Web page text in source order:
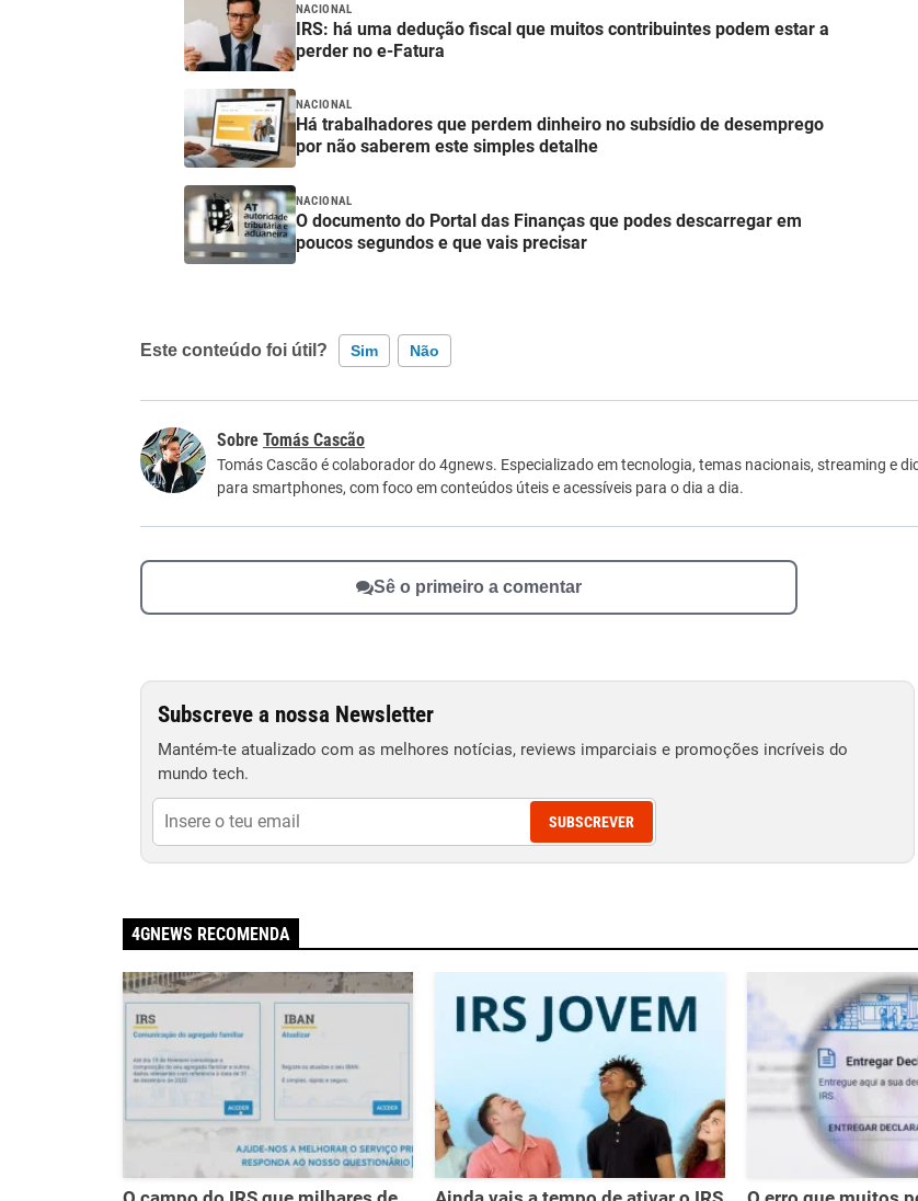
NACIONAL
IRS: há uma dedução fiscal que muitos contribuintes podem estar a
perder no e-Fatura
NACIONAL
Há trabalhadores que perdem dinheiro no subsídio de desemprego
por não saberem este simples detalhe
NACIONAL
O documento do Portal das Finanças que podes descarregar em
poucos segundos e que vais precisar
Este conteúdo foi útil? Sim Não
Este conteúdo não tem a informação que procuro
Tomás Cascão
Tomás Cascão é colaborador do 4gnews. Especializado em tecnologia, temas nacionais, streaming e
para smartphones, com foco em conteúdos úteis e acessíveis para o dia a dia.
Sê o primeiro a comentar
Subscreve a nossa Newsletter
Mantém-te atualizado com as melhores notícias, reviews imparciais e promoções incríveis do
mundo tech.
SUBSCREVER
4GNEWS RECOMENDA